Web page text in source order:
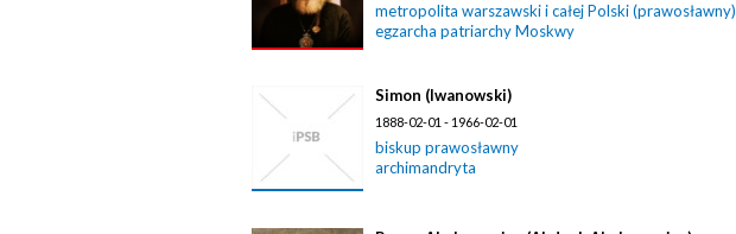
metropolita warszawski i całej Polski (prawosławny)
egzarcha patriarchy Moskwy
Simon (Iwanowski)
1888-02-01 - 1966-02-01
biskup prawosławny
archimandryta